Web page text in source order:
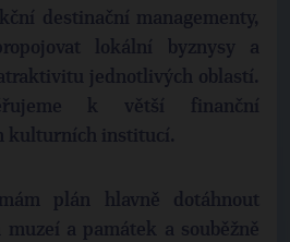
destinační managementy,
lokální byznysy a
jednotlivých oblastí.
k větší finanční
kulturních institucí.
plán hlavně dotáhnout
a památek a souběžně